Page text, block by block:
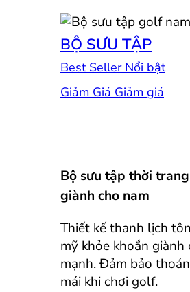
BỘ SƯU TẬP
Best Seller
Giảm Giá
Bộ sưu tập thời
giành cho nam
Thiết kế thanh lịch
mỹ khỏe khoắn giành
mạnh. Đảm bảo
mái khi chơi golf.